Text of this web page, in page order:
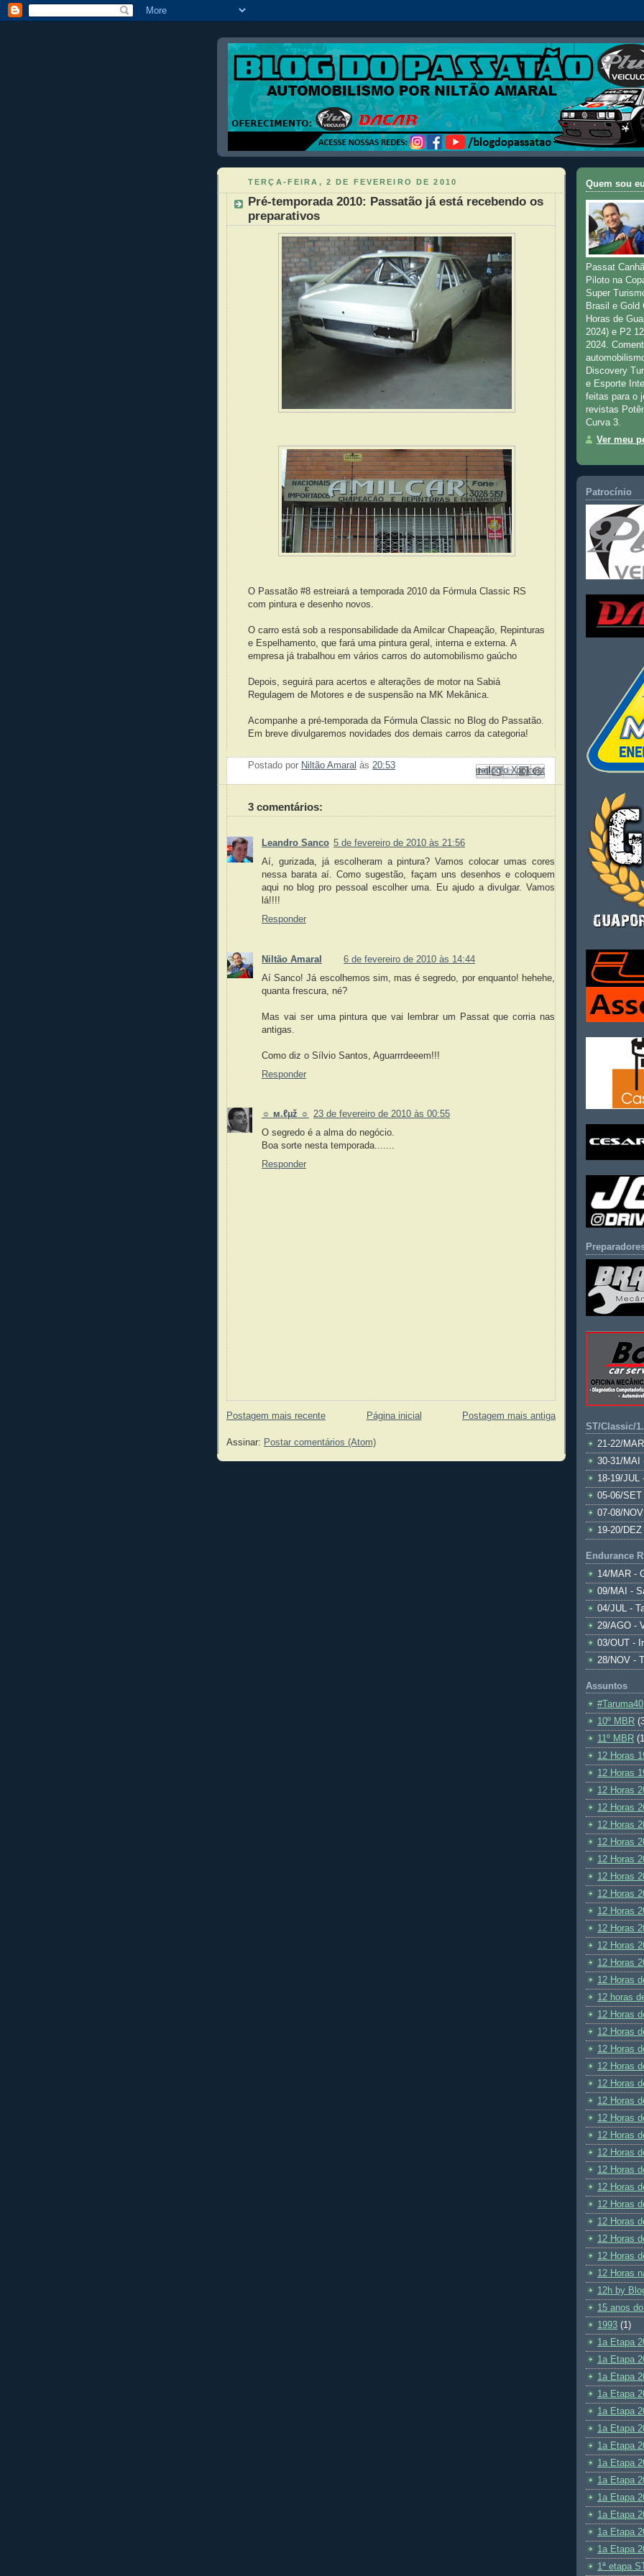
TERÇA-FEIRA, 2 DE FEVEREIRO DE 2010
Pré-temporada 2010: Passatão já está recebendo os
preparativos
O Passatão #8 estreiará a temporada 2010 da Fórmula Classic RS
com pintura e desenho novos.
O carro está sob a responsabilidade da Amilcar Chapeação, Repinturas
e Espelhamento, que fará uma pintura geral, interna e externa. A
empresa já trabalhou em vários carros do automobilismo gaúcho
Depois, seguirá para acertos e alterações de motor na Sabiá
Regulagem de Motores e de suspensão na MK Mekânica.
Acompanhe a pré-temporada da Fórmula Classic no Blog do Passatão.
Em breve divulgaremos novidades dos demais carros da categoria!
Postado por Niltão Amaral às 20:53 Enviar por e-mail
Postar no blog!
Compartilhar no X
Compartilhar no Facebook
Compartilhar com o Pinterest
3 comentários:
Leandro Sanco 5 de fevereiro de 2010 às 21:56
Aí, gurizada, já escolheram a pintura? Vamos colocar umas cores
nessa barata aí. Como sugestão, façam uns desenhos e coloquem
aqui no blog pro pessoal escolher uma. Eu ajudo a divulgar. Vamos
lá!!!!
Responder
Niltão Amaral
6 de fevereiro de 2010 às 14:44
Aí Sanco! Já escolhemos sim, mas é segredo, por enquanto! hehehe,
quanta frescura, né?
Mas vai ser uma pintura que vai lembrar um Passat que corria nas
antigas.
Como diz o Sílvio Santos, Aguarrrdeeem!!!
Responder
☼ м.ℓµž ☼
23 de fevereiro de 2010 às 00:55
O segredo é a alma do negócio.
Boa sorte nesta temporada.......
Responder
Postagem mais recente Postagem mais antiga
Página inicial
Assinar: Postar comentários (Atom)
Quem sou
Passat
Piloto na
Super
Brasil e
Horas de
2024) e P2
2024.
Discovery
e Esporte
feitas para o
revistas
Curva 3.
Ver meu
Patrocínio
ST/Classic/
21-22/
30-31/MAI
18-19/JUL
05-06/
07-08/
19-20/
Endurance
14/MAR -
09/MAI -
04/JUL -
29/AGO -
03/OUT -
28/NOV -
Assuntos
#Taruma40
10º MBR
11º MBR
12 Horas
12 Horas
12 Horas
12 Horas
12 Horas
12 Horas
12 Horas
12 Horas
12 Horas
12 Horas
12 Horas
12 Horas
12 Horas
12 Horas
12 horas
12 Horas
12 Horas
12 Horas
12 Horas
12 Horas
12 Horas
12 Horas
12 Horas
12 Horas
12 Horas
12 Horas
12 Horas
12 Horas
12 Horas
12 Horas
12 Horas
12h by
15 anos
1993 (1)
1a Etapa
1a Etapa
1a Etapa
1a Etapa
1a Etapa
1a Etapa
1a Etapa
1a Etapa
1a Etapa
1a Etapa
1a Etapa
1a Etapa
1a Etapa
1ª etapa